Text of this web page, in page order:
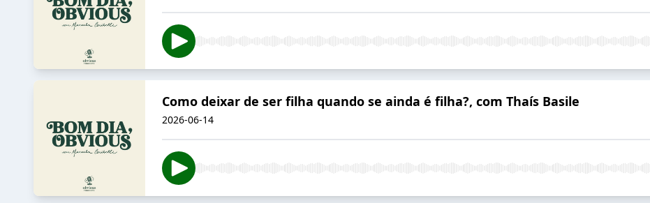
Como deixar de ser filha quando se ainda é filha?, com Thaís Basile
2026-06-14